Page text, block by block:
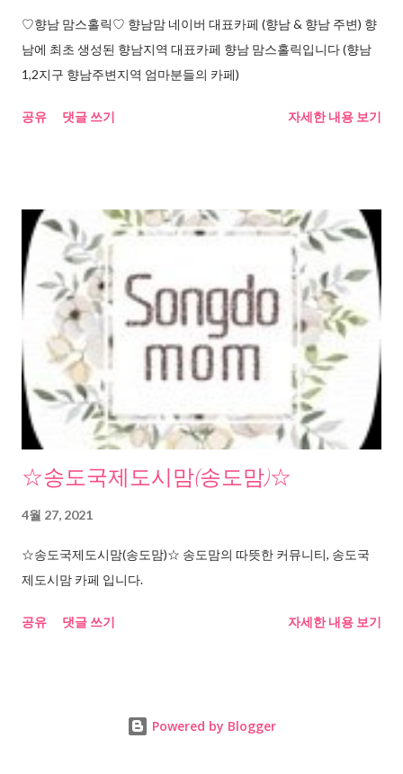
♡향남 맘스홀릭♡ 향남맘 네이버 대표카페 (향남 & 향남 주변) 향
남에 최초 생성된 향남지역 대표카페 향남 맘스홀릭입니다 (향남
1,2지구 향남주변지역 엄마분들의 카페)
공유 댓글 쓰기 자세한 내용 보기
☆송도국제도시맘(송도맘)☆
4월 27, 2021
☆송도국제도시맘(송도맘)☆ 송도맘의 따뜻한 커뮤니티, 송도국
제도시맘 카페 입니다.
공유 댓글 쓰기 자세한 내용 보기
Powered by Blogger